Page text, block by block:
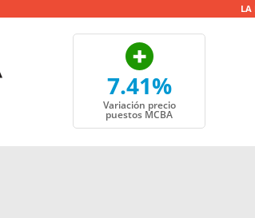
LA
7.41%
Variación precio
puestos MCBA